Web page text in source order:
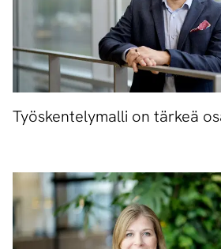
Työskentelymalli on tärkeä